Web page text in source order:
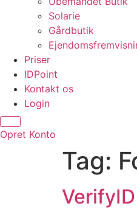
Solarie
Gårdbutik
Priser
IDPoint
Kontakt os
Login
Opret Konto
Tag: